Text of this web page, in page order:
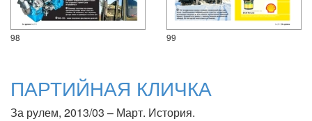
98 99
ПАРТИЙНАЯ КЛИЧКА
За рулем, 2013/03 – Март. История.